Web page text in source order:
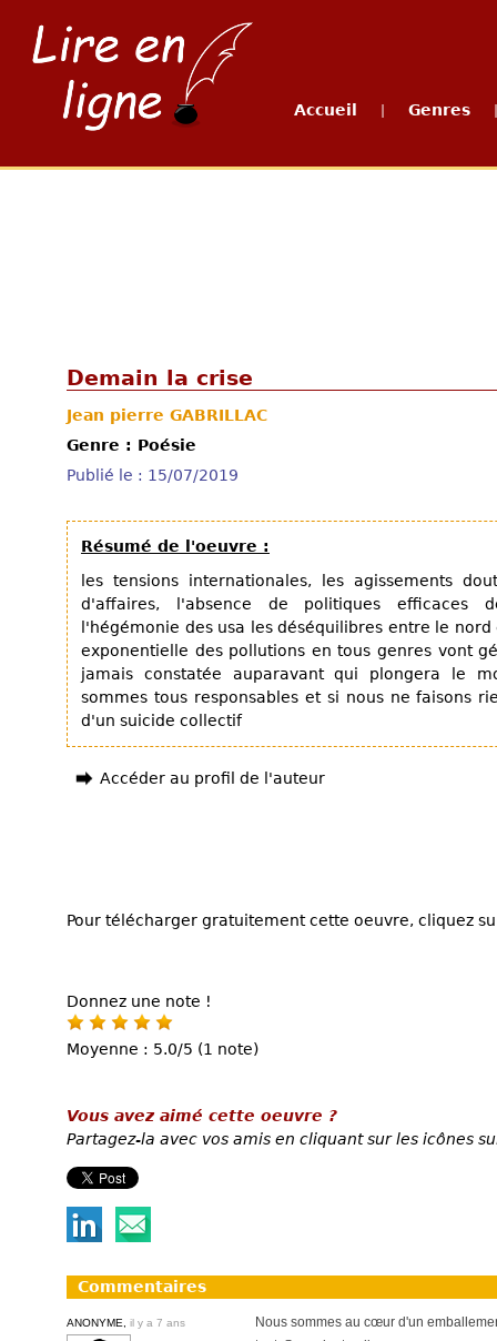
Accueil Genres
Demain la crise
Jean pierre GABRILLAC
Genre : Poésie
Publié le : 15/07/2019
Résumé de l'oeuvre :
les tensions internationales, les agissements
d'affaires, l'absence de politiques efficaces
l'hégémonie des usa les déséquilibres entre le
exponentielle des pollutions en tous genres vont
jamais constatée auparavant qui plongera le
sommes tous responsables et si nous ne faisons
d'un suicide collectif
Accéder au profil de l'auteur
Pour télécharger gratuitement cette oeuvre, cliquez
Donnez une note !
Moyenne : 5.0/5 (1 note)
Vous avez aimé cette oeuvre ?
Partagez-la avec vos amis en cliquant sur les icônes
Commentaires
ANONYME, il y a 7 ans
Nous sommes au cœur d'un